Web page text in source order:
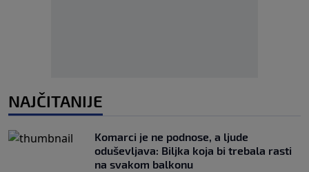
NAJČITANIJE
Komarci je ne podnose, a ljude
oduševljava: Biljka koja bi trebala rasti
na svakom balkonu